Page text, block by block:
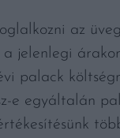
az
a jelenlegi
palack
e egyáltalán